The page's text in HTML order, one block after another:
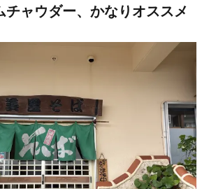
チャウダー、かなりオススメ